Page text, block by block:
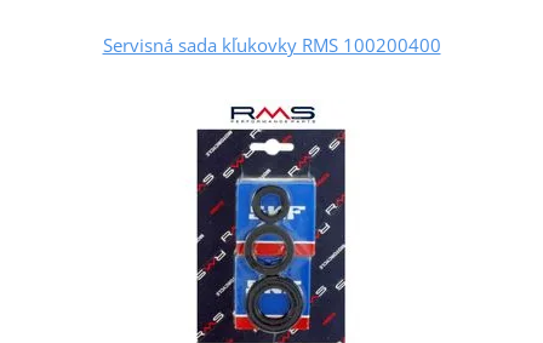
Servisná sada kľukovky RMS 100200400